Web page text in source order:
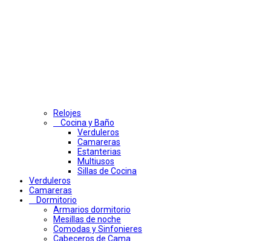
Relojes
Cocina y Baño
Verduleros
Camareras
Estanterias
Multiusos
Sillas de Cocina
Verduleros
Camareras
Dormitorio
Armarios dormitorio
Mesillas de noche
Comodas y Sinfonieres
Cabeceros de Cama